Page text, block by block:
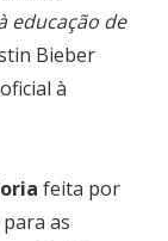
educação de
Bieber
à
feita por
para as